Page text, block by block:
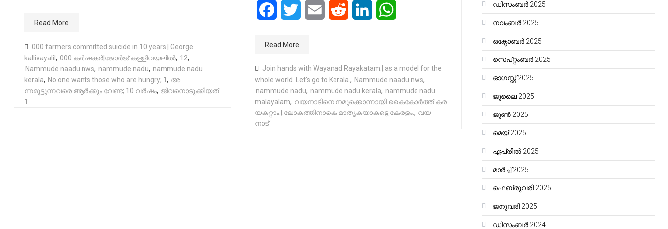
Read More
000 farmers committed suicide in 10 years | George
kallivayalil , 000 കർഷകർ|ജോ​​​ർ​​​ജ് ക​​​ള്ളി​​​വ​​​യ​​​ലി​​​ൽ, 12,
Nammude naadu nws, nammude nadu, nammude nadu
kerala, No one wants those who are hungry; 1 , അ​
ന്നമൂട്ടുന്നവരെ ആ​ർ​ക്കും വേ​ണ്ട; 10 വർഷം, ജീവനൊടുക്കിയത്
1
FacebookTwitter Email Reddit LinkedIn
Read More
Join hands with Wayanad Rayakatam.|.as a model for the
whole world. Let's go to Kerala. , Nammude naadu nws,
nammude nadu, nammude nadu kerala, nammude nadu
malayalam, വ​​​യ​​​നാ​​​ടി​​​നെ ന​​​മു​​​ക്കൊ​​​ന്നാ​​​യി കൈ​​​കോ​​​ർ​​​ത്ത് ക​​​ര​​​
യ​​​ക​​​റ്റാം.|.ലോ​​​ക​​​ത്തി​​​നാ​​​കെ മാ​​​തൃ​​​ക​​​യാ​​​ക​​​ട്ടെ കേ​​​ര​​​ളം., വ​​​യ​​​
നാട്
ഡിസംബർ 2025
നവംബർ 2025
ഒക്ടോബർ 2025
സെപ്റ്റംബർ 2025
ഓഗസ്റ്റ്‌ 2025
ജൂലൈ 2025
ജൂൺ 2025
മെയ്‌ 2025
ഏപ്രിൽ 2025
മാർച്ച്‌ 2025
ഫെബ്രുവരി 2025
ജനുവരി 2025
ഡിസംബർ 2024